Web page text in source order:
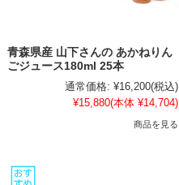
青森県産 山下さんの あかねりん
ごジュース180ml 25本
通常価格: ¥16,200(税込)
¥15,880(本体 ¥14,704)
商品を見る